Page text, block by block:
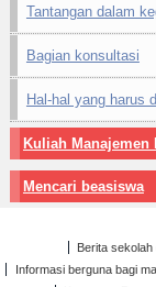
Tantangan dalam
Bagian konsultasi
Hal-hal yang harus
Kuliah Manajemen
Mencari beasiswa
Berita sekolah
Informasi berguna bagi